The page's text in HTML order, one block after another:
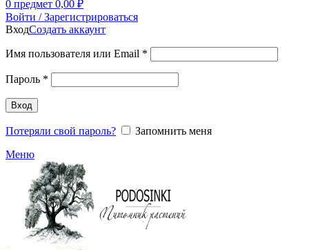
0 предмет 0,00 ₽
Войти / Зарегистрироваться
ВходСоздать аккаунт
Имя пользователя или Email *
Пароль *
Вход
Потеряли свой пароль?
Запомнить меня
Меню